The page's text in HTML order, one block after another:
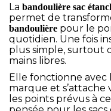
La bandoulière sac
permet de
bandoulière pour le
quotidien. Une fois
plus simple, surtout
mains libres.
Elle fonctionne avec
marque et s’attache
les points prévus à